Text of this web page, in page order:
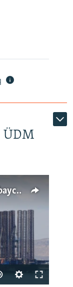
ÜDM
Cənubi Qafqazda ÜDM ən az Azərbaycanda artır: Qonşuları niyə Bakını qabaqlaya bilir?